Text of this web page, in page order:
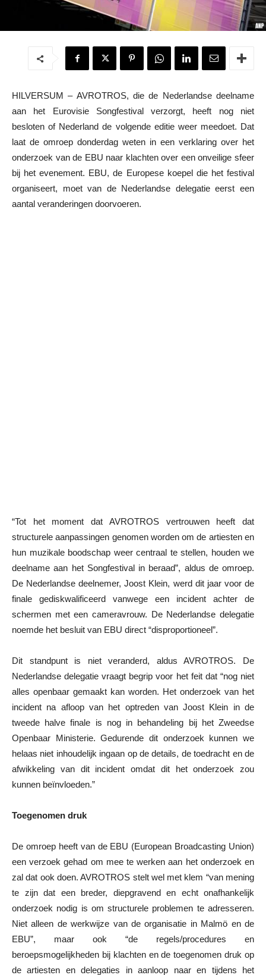
HILVERSUM – AVROTROS, die de Nederlandse deelname
aan het Eurovisie Songfestival verzorgt, heeft nog niet
besloten of Nederland de volgende editie weer meedoet. Dat
laat de omroep donderdag weten in een verklaring over het
onderzoek van de EBU naar klachten over een onveilige sfeer
bij het evenement. EBU, de Europese koepel die het festival
organiseert, moet van de Nederlandse delegatie eerst een
aantal veranderingen doorvoeren.
“Tot het moment dat AVROTROS vertrouwen heeft dat
structurele aanpassingen genomen worden om de artiesten en
hun muzikale boodschap weer centraal te stellen, houden we
deelname aan het Songfestival in beraad”, aldus de omroep.
De Nederlandse deelnemer, Joost Klein, werd dit jaar voor de
finale gediskwalificeerd vanwege een incident achter de
schermen met een cameravrouw. De Nederlandse delegatie
noemde het besluit van EBU direct “disproportioneel”.
Dit standpunt is niet veranderd, aldus AVROTROS. De
Nederlandse delegatie vraagt begrip voor het feit dat “nog niet
alles openbaar gemaakt kan worden. Het onderzoek van het
incident na afloop van het optreden van Joost Klein in de
tweede halve finale is nog in behandeling bij het Zweedse
Openbaar Ministerie. Gedurende dit onderzoek kunnen we
helaas niet inhoudelijk ingaan op de details, de toedracht en de
afwikkeling van dit incident omdat dit het onderzoek zou
kunnen beïnvloeden.”
Toegenomen druk
De omroep heeft van de EBU (European Broadcasting Union)
een verzoek gehad om mee te werken aan het onderzoek en
zal dat ook doen. AVROTROS stelt wel met klem “van mening
te zijn dat een breder, diepgravend en echt onafhankelijk
onderzoek nodig is om structurele problemen te adresseren.
Niet alleen de werkwijze van de organisatie in Malmö en de
EBU”, maar ook “de regels/procedures en
beroepsmogelijkheden bij klachten en de toegenomen druk op
de artiesten en delegaties in aanloop naar en tijdens het